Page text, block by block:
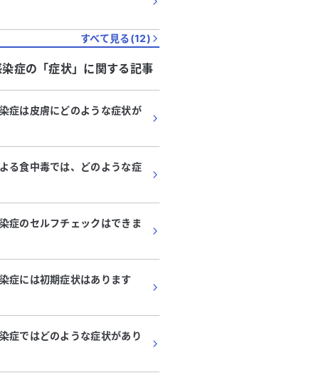
すべて見る(12)
症の「症状」に関する記事
症は皮膚にどのような症状が
る食中毒では、どのような症
症のセルフチェックはできま
症には初期症状はあります
症ではどのような症状があり